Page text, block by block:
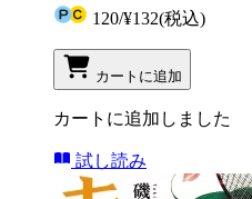
120/¥132(税込)
カートに追加
カートに追加しました
試し読み